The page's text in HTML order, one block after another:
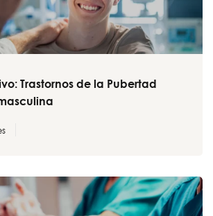
Trastornos de la Pubertad